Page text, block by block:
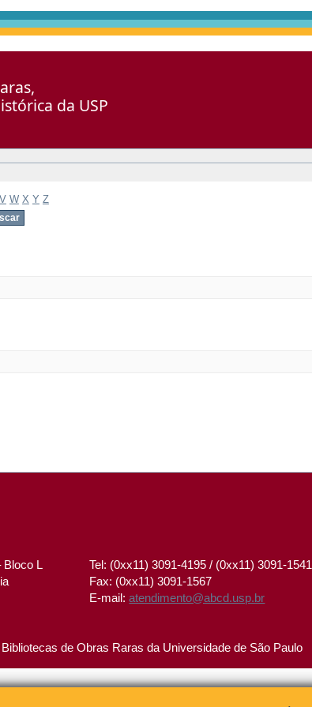
da USP
V W X Y Z
Bloco L
Tel: (0xx11) 3091-4195 / (0xx11) 3091-1541
Fax: (0xx11) 3091-1567
E-mail:atendimento@abcd.usp.br
de Obras Raras da Universidade de São Paulo